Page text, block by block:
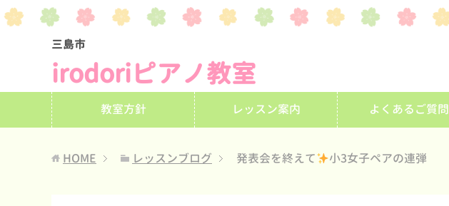
三島市
irodoriピアノ教室
教室方針 レッスン案内 よくあるご質問
HOME レッスンブログ 発表会を終えて 小3女子ペアの連弾